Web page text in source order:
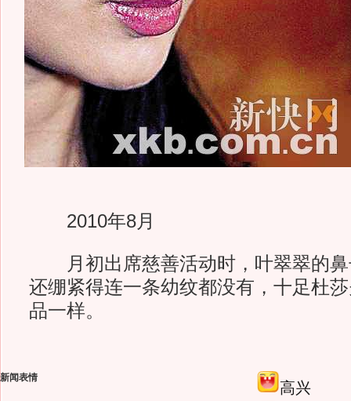
2010年8月
月初出席慈善活动时，叶翠翠的鼻
还绷紧得连一条幼纹都没有，十足杜
品一样。
新闻表情
高兴